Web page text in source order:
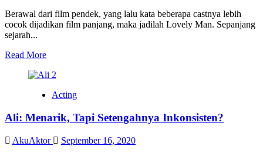
Berawal dari film pendek, yang lalu kata beberapa castnya lebih
cocok dijadikan film panjang, maka jadilah Lovely Man. Sepanjang
sejarah...
Read MoreRead
about
Man;
Permainan
Saling
Acting
Ali: Menarik, Tapi Setengahnya Inkonsisten?
AkuAktor
September 16, 2020